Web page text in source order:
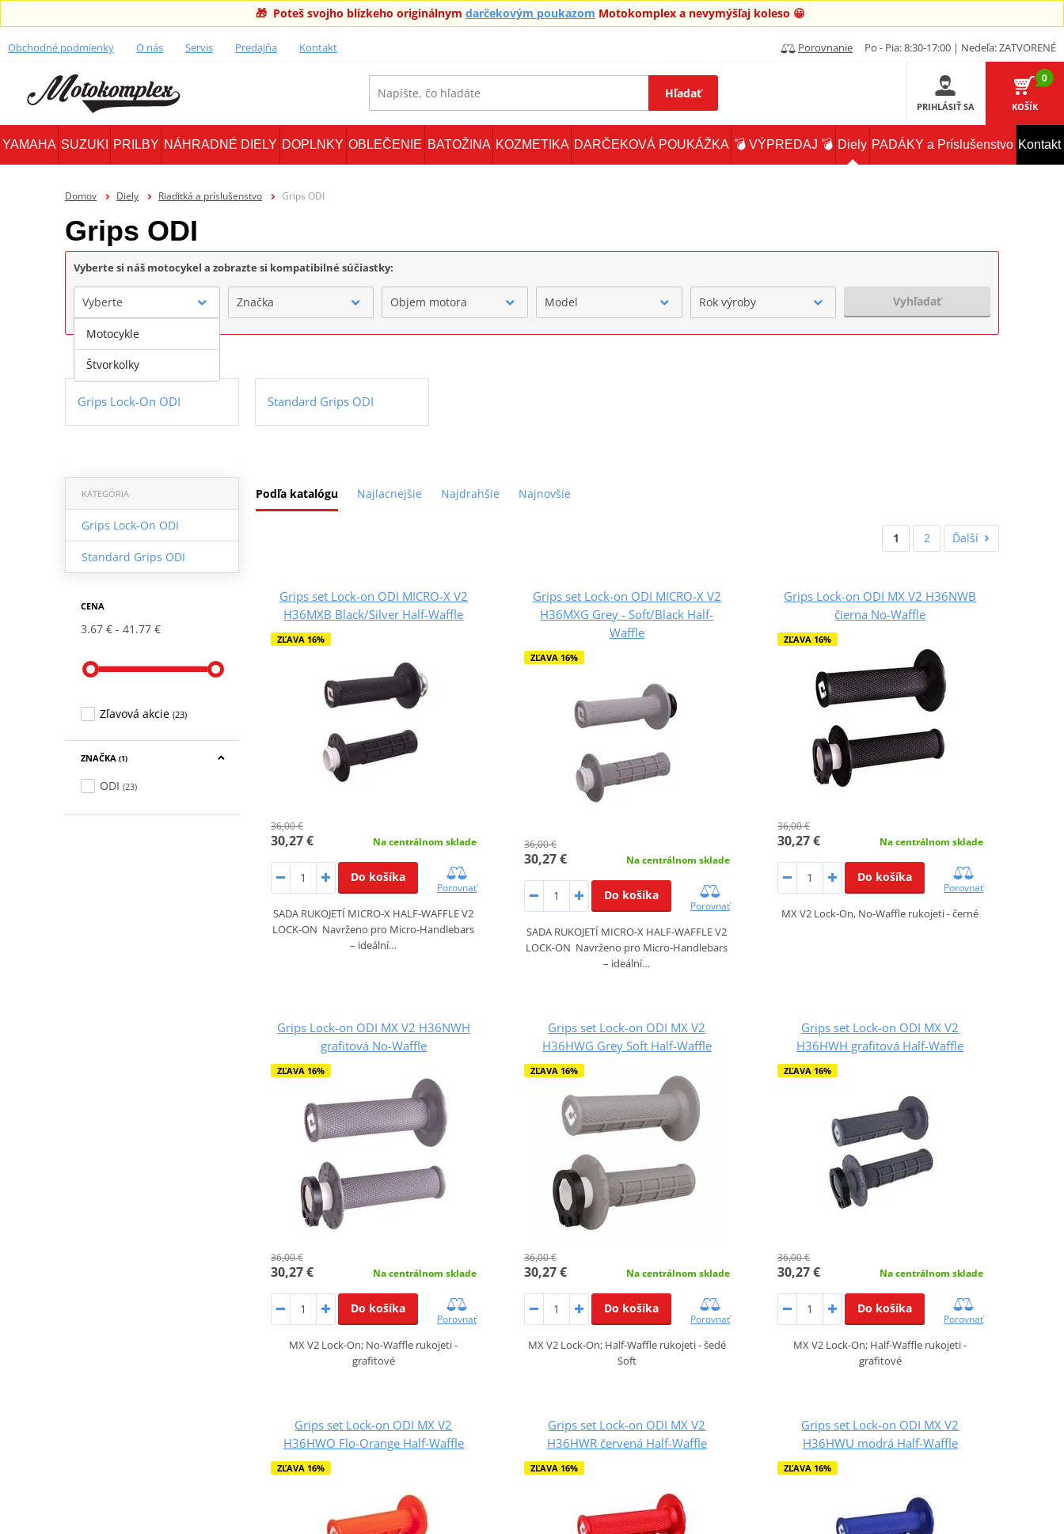
🎁 Poteš svojho blízkeho originálnym darčekovým poukazom Motokomplex a nevymýšľaj koleso 😀
Obchodné podmienky O nás Servis Predajňa Kontakt Porovnanie Po - Pia: 8:30-17:00 | Nedeľa: ZATVORENÉ
Hľadať
PRIHLÁSIŤ SA
0
KOŠÍK
YAMAHA SUZUKI PRILBY NÁHRADNÉ DIELY DOPLNKY OBLEČENIE BATOŽINA KOZMETIKA DARČEKOVÁ POUKÁŽKA 💣 VÝPREDAJ 💣 Diely PADÁKY a Príslušenstvo Kontakt
Domov Diely Riaditká a príslušenstvo Grips ODI
Grips ODI
Vyberte si náš motocykel a zobrazte si kompatibilné súčiastky:
Vyberte Značka Objem motora Model Rok výroby Vyhľadať
Grips Lock-On ODI Standard Grips ODI
Podľa katalógu Najlacnejšie Najdrahšie Najnovšie
KATEGÓRIA
Grips Lock-On ODI
Standard Grips ODI
CENA
3.67 € 41.77 €
Zľavová akcie (23)
ZNAČKA (1)
ODI (23)
1 2 Ďalší
Grips set Lock-on ODI MICRO-X V2
H36MXB Black/Silver Half-Waffle
ZĽAVA 16%
36,00 €
30,27 € Na centrálnom sklade
Do košíka
Porovnať
SADA RUKOJETÍ MICRO-X HALF-WAFFLE V2
LOCK-ON Navrženo pro Micro-Handlebars
– ideální…
Grips set Lock-on ODI MICRO-X V2
H36MXG Grey - Soft/Black Half-
Waffle
ZĽAVA 16%
36,00 €
30,27 € Na centrálnom sklade
Do košíka
Porovnať
SADA RUKOJETÍ MICRO-X HALF-WAFFLE V2
LOCK-ON Navrženo pro Micro-Handlebars
– ideální…
Grips Lock-on ODI MX V2 H36NWB
čierna No-Waffle
ZĽAVA 16%
36,00 €
30,27 € Na centrálnom sklade
Do košíka
Porovnať
MX V2 Lock-On, No-Waffle rukojeti - černé
Grips Lock-on ODI MX V2 H36NWH
grafitová No-Waffle
ZĽAVA 16%
36,00 €
30,27 € Na centrálnom sklade
Do košíka
Porovnať
MX V2 Lock-On; No-Waffle rukojeti -
grafitové
Grips set Lock-on ODI MX V2
H36HWG Grey Soft Half-Waffle
ZĽAVA 16%
36,00 €
30,27 € Na centrálnom sklade
Do košíka
Porovnať
MX V2 Lock-On; Half-Waffle rukojeti - šedé
Soft
Grips set Lock-on ODI MX V2
H36HWH grafitová Half-Waffle
ZĽAVA 16%
36,00 €
30,27 € Na centrálnom sklade
Do košíka
Porovnať
MX V2 Lock-On; Half-Waffle rukojeti -
grafitové
Grips set Lock-on ODI MX V2
H36HWO Flo-Orange Half-Waffle
ZĽAVA 16%
Grips set Lock-on ODI MX V2
H36HWR červená Half-Waffle
ZĽAVA 16%
Grips set Lock-on ODI MX V2
H36HWU modrá Half-Waffle
ZĽAVA 16%
Motocykle
Štvorkolky